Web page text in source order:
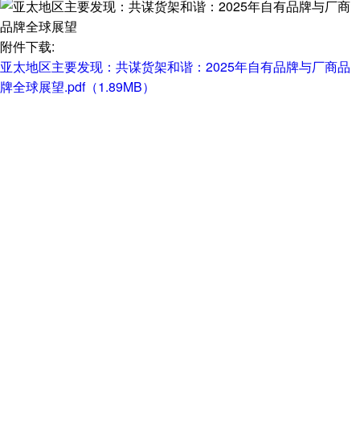
附件下载:
亚太地区主要发现：共谋货架和谐：2025年自有品牌与厂商品
牌全球展望.pdf（1.89MB）